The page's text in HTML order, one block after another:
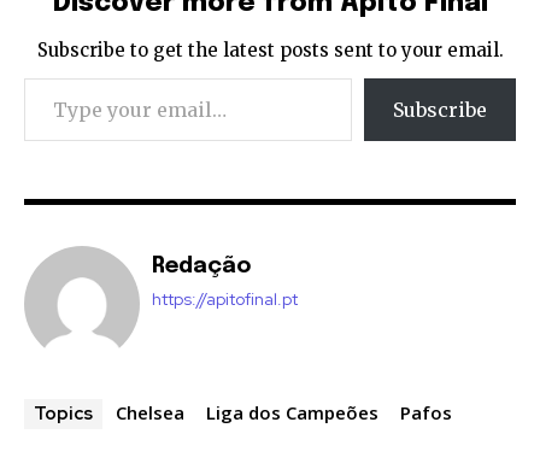
Subscribe to get the latest posts sent to your email.
Type your email…
Subscribe
Redação
https://apitofinal.pt
Topics Chelsea Liga dos Campeões Pafos